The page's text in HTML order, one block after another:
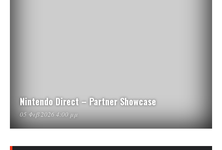
Nintendo Direct – Partner Showcase
05 Φεβ 2026 4:00 μμ